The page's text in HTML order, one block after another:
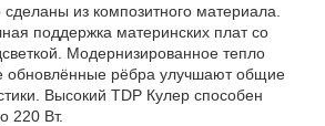
сделаны из композитного материала.
поддержка материнских плат со
Модернизированное тепло
обновлённые рёбра улучшают общие
Высокий TDP Кулер способен
220 Вт.